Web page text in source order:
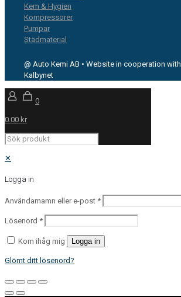
Kem & Hygien
Kompressorer
Pumpar
Städmaterial
@ Auto Kemi AB • Website in cooperation with
Kalbynet
0
0.00 kr
✕
Logga in
Användarnamn eller e-post *
Lösenord *
Kom ihåg mig Logga in
Glömt ditt lösenord?